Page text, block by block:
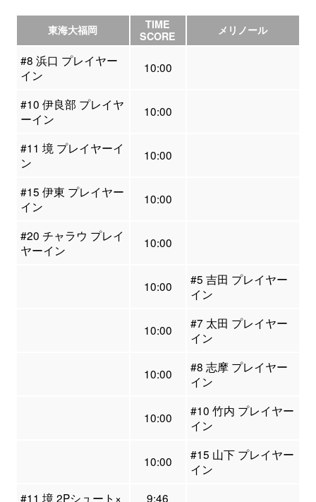
東海大福岡
TIME
SCORE
メリノール
#8 浜口 プレイヤー
イン
10:00
#10 伊良部 プレイヤ
ーイン
10:00
#11 境 プレイヤーイ
ン
10:00
#15 伊東 プレイヤー
イン
10:00
#20 チャラウ プレイ
ヤーイン
10:00
10:00
#5 吉田 プレイヤー
イン
10:00
#7 太田 プレイヤー
イン
10:00
#8 志摩 プレイヤー
イン
10:00
#10 竹内 プレイヤー
イン
10:00
#15 山下 プレイヤー
イン
#11 境 2Pシュート×
9:46